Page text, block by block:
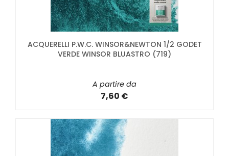
ACQUERELLI P.W.C. WINSOR&NEWTON 1/2 GODET
VERDE WINSOR BLUASTRO (719)
A partire da
7,60 €